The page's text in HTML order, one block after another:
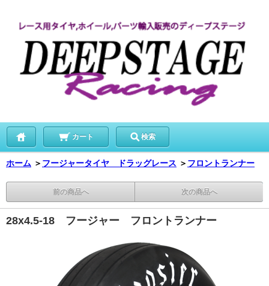
カート 検索
ホーム ＞ フージャータイヤ ドラッグレース ＞ フロントランナー
前の商品へ 次の商品へ
28x4.5-18 フージャー フロントランナー